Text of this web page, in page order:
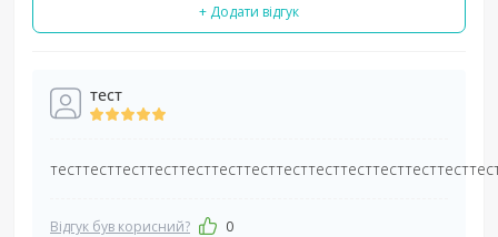
+ Додати відгук
тест
Відгук був корисний? 0